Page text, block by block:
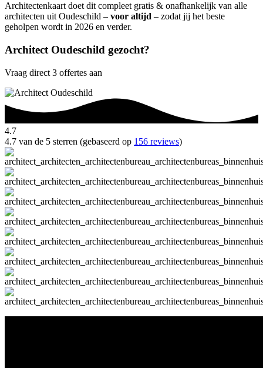
Architectenkaart doet dit compleet gratis & onafhankelijk van alle
architecten uit Oudeschild – voor altijd – zodat jij het beste
geholpen wordt in 2026 en verder.
Architect Oudeschild gezocht?
Vraag direct 3 offertes aan
4.7
4.7 van de 5 sterren (gebaseerd op 156 reviews)